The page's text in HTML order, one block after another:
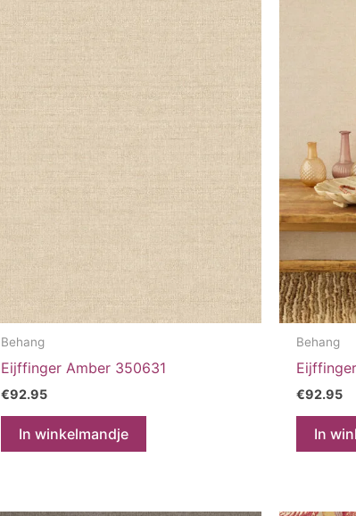
Behang
Eijffinger Amber 350631
€92.95
In winkelmandje
Behang
€92.95
In